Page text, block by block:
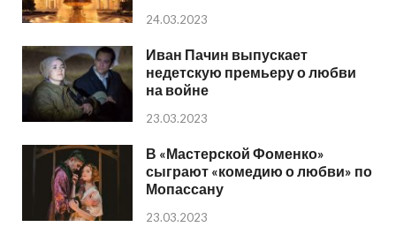
24.03.2023
Иван Пачин выпускает
недетскую премьеру о любви
на войне
23.03.2023
В «Мастерской Фоменко»
сыграют «комедию о любви» по
Мопассану
23.03.2023